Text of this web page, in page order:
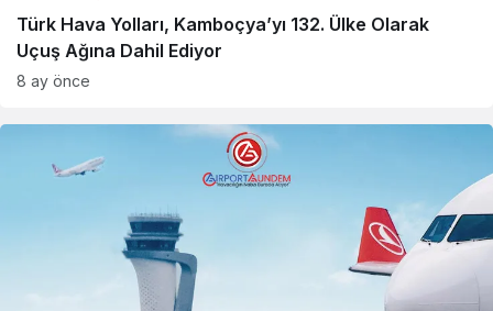
Türk Hava Yolları, Kamboçya’yı 132. Ülke Olarak
Uçuş Ağına Dahil Ediyor
8 ay önce